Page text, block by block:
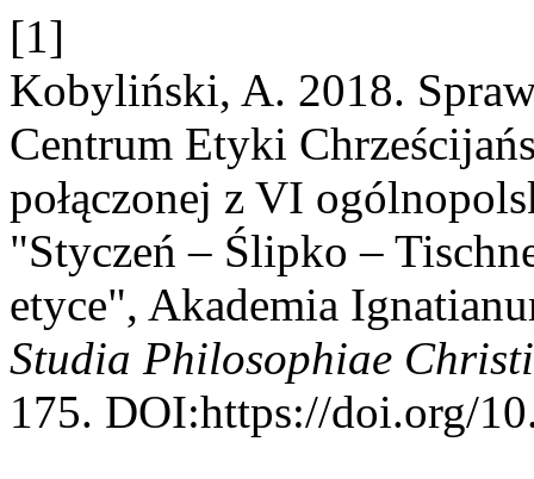
[1]
Kobyliński, A. 2018.
Centrum Etyki
połączonej z VI
"Styczeń – Ślipko –
etyce", Akademia
Studia Philosophiae
175. DOI:https://doi.org/